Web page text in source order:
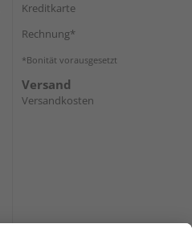
Kreditkarte
Rechnung*
*Bonität vorausgesetzt
Versand
Versandkosten